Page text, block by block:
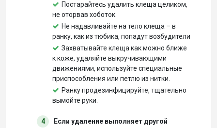
Постарайтесь удалить клеща целиком,
не оторвав хоботок.
Не надавливайте на тело клеща – в
ранку, как из тюбика, попадут возбудители
Захватывайте клеща как можно ближе
к коже, удаляйте выкручивающими
движениями, используйте специальные
приспособления или петлю из нитки.
Ранку продезинфицируйте, тщательно
вымойте руки.
4
Если удаление выполняет другой